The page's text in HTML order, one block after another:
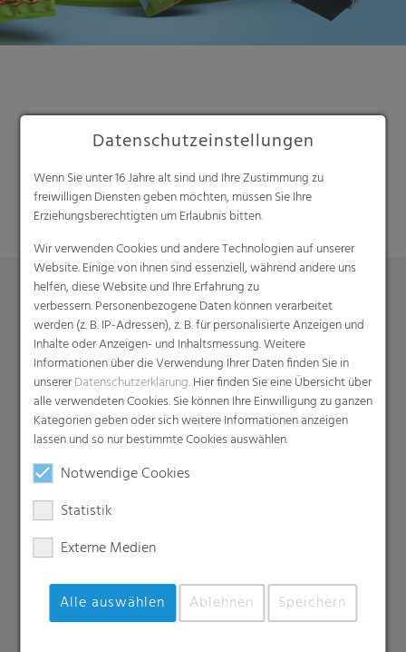
Datenschutzeinstellungen
Wenn Sie unter 16 Jahre alt sind und Ihre Zustimmung zu
freiwilligen Diensten geben möchten, müssen Sie Ihre
Erziehungsberechtigten um Erlaubnis bitten.
Wir verwenden Cookies und andere Technologien auf unserer
Website. Einige von ihnen sind essenziell, während andere uns
helfen, diese Website und Ihre Erfahrung zu
verbessern. Personenbezogene Daten können verarbeitet
werden (z. B. IP-Adressen), z. B. für personalisierte Anzeigen und
Inhalte oder Anzeigen- und Inhaltsmessung. Weitere
Informationen über die Verwendung Ihrer Daten finden Sie in
unsererDatenschutzerklärung. Hier finden Sie eine Übersicht über
alle verwendeten Cookies. Sie können Ihre Einwilligung zu ganzen
Kategorien geben oder sich weitere Informationen anzeigen
lassen und so nur bestimmte Cookies auswählen.
Notwendige Cookies
Statistik
Externe Medien
Alle auswählen Ablehnen Speichern
Produkte
Barrierefolien
Compounds
Dachunterspannbahnen
Industriefolien, Säcke, Sackverpackungen
Liners
MDO Folien
Multipack-Schrumpffolien
Papierähnliche Folien
Schrumpffolien & Stretchhauben
Kaschierfolien
Technische Folien